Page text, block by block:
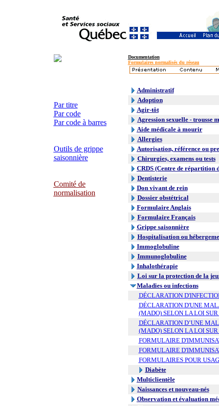
Documentation
Formulaires normalisés du réseau
Par titre
Par code
Par code à barres
Outils de grippe
saisonnière
Comité de
normalisation
Administratif
Adoption
Agir-tôt
Agression sexuelle - trousse
Aide médicale à mourir
Allergies
Autorisation, référence ou
Chirurgies, examens ou tests
CRDS (Centre de répartition
Dentisterie
Don vivant de rein
Dossier obstétrical
Formulaire Anglais
Formulaire Français
Grippe saisonnière
Hospitalisation ou
Immoglobuline
Immunoglobuline
Inhalothérapie
Loi sur la protection de la
Maladies ou infections
DÉCLARATION
DÉCLARATION D'UNE
(MADO) SELON LA LOI
DÉCLARATION D’UNE
(MADO) SELON LA LOI
FORMULAIRE
FORMULAIRE
FORMULAIRES POUR
Diabète
Multiclientèle
Naissances et nouveau-nés
Observation et évaluation